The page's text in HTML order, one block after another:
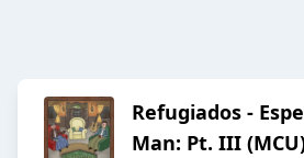
Refugiados -
Man: Pt. III